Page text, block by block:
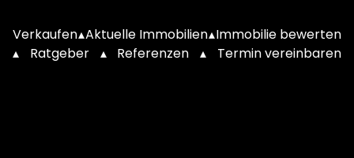
Verkaufen▴Aktuelle Immobilien▴Immobilie bewerten
▴
Ratgeber ▴ Referenzen ▴ Termin vereinbaren